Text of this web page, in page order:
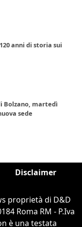
anni di storia sui
Bolzano, martedì
sede
Disclaimer
proprietà di D&D
Roma RM - P.Iva
è una testata